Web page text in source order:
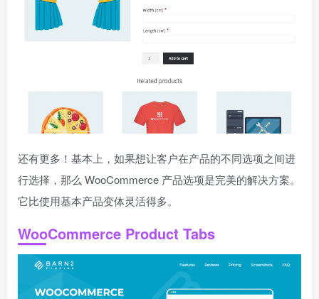
还有更多！基本上，如果想让客户在产品的不同选项之间进
行选择，那么 WooCommerce 产品选项是完美的解决方案。
它比使用基本产品变体灵活得多。
WooCommerce Product Tabs